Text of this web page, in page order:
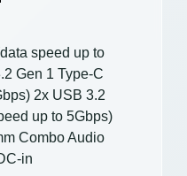
speed up to
Gen 1 Type-C
2x USB 3.2
up to 5Gbps)
Combo Audio
in